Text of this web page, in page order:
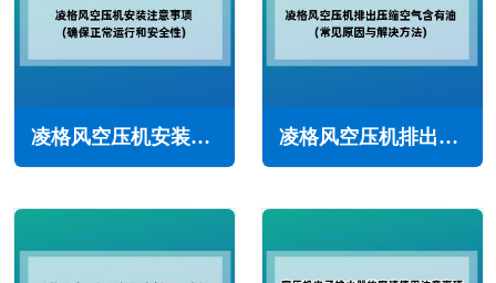
凌格风空压机安装注意事项(确保正常运行和安全性) 凌格风空压机排出压缩空气含有油怎么办(常见原因与解决方法)